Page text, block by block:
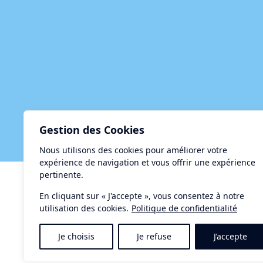
Gestion des Cookies
Nous utilisons des cookies pour améliorer votre
expérience de navigation et vous offrir une expérience
pertinente.
En cliquant sur « J'accepte », vous consentez à notre
utilisation des cookies. Politique de confidentialité
Je choisis Je refuse J’accepte
Centre d'Accueil et de Restauration le Taurus
15, rue de la Méditerranée - 34140 MEZE
Tél. : 04-67-18-34-34
Contact :letaurus@ville-meze.fr